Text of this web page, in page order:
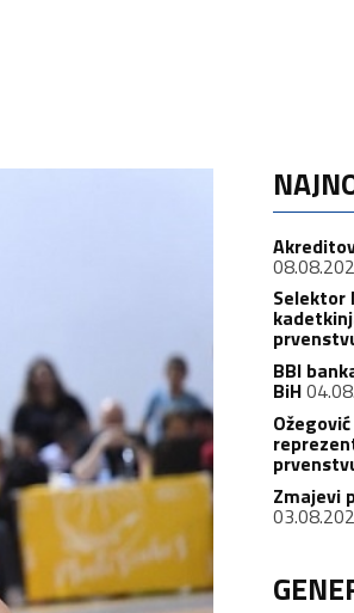
Selektor
BBI
BiH
Zmajevi